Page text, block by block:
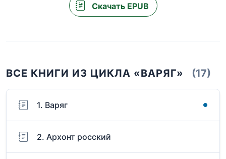
Скачать EPUB
ВСЕ КНИГИ ИЗ ЦИКЛА «ВАРЯГ» (17)
1. Варяг
2. Архонт росский